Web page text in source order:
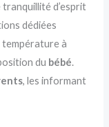
d’esprit
dédiées
à
du bébé.
, les informant